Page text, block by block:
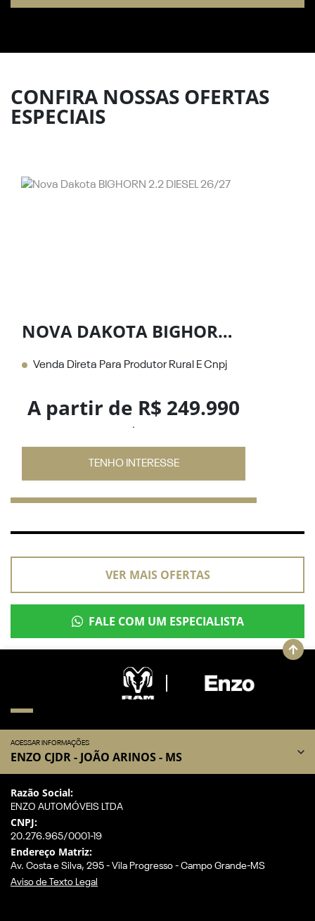
CONFIRA NOSSAS OFERTAS
ESPECIAIS
NOVA DAKOTA BIGHORN 2.2 DIESEL 26/27
Venda Direta Para Produtor Rural E Cnpj
A partir de R$ 249.990
.
TENHO INTERESSE
VER MAIS OFERTAS
FALE COM UM ESPECIALISTA
ACESSAR INFORMAÇÕES
ENZO CJDR - JOÃO ARINOS - MS
Razão Social:
ENZO AUTOMÓVEIS LTDA
CNPJ:
20.276.965/0001-19
Endereço Matriz:
Av. Costa e Silva, 295 - Vila Progresso - Campo Grande-MS
Aviso de Texto Legal